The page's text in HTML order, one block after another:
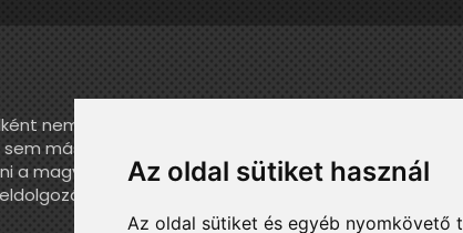
Az oldal sütiket használ
Az oldal sütiket és egyéb nyomkövető
nem kapunk juttatást
más szervezettől. Ha
a magyar válogatott
itt